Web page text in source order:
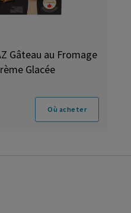
Gâteau au Fromage
Glacée
Où acheter